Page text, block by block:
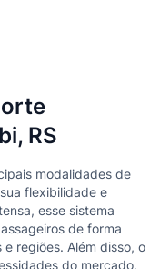
RS
modalidades de
flexibilidade e
esse sistema
de forma
regiões. Além disso, o
do mercado,